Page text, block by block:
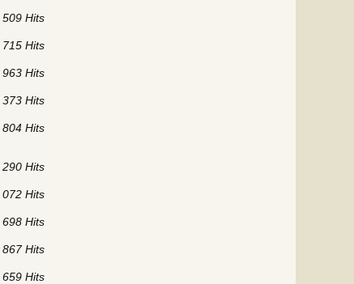
509 Hits
715 Hits
963 Hits
373 Hits
804 Hits
290 Hits
072 Hits
698 Hits
867 Hits
659 Hits